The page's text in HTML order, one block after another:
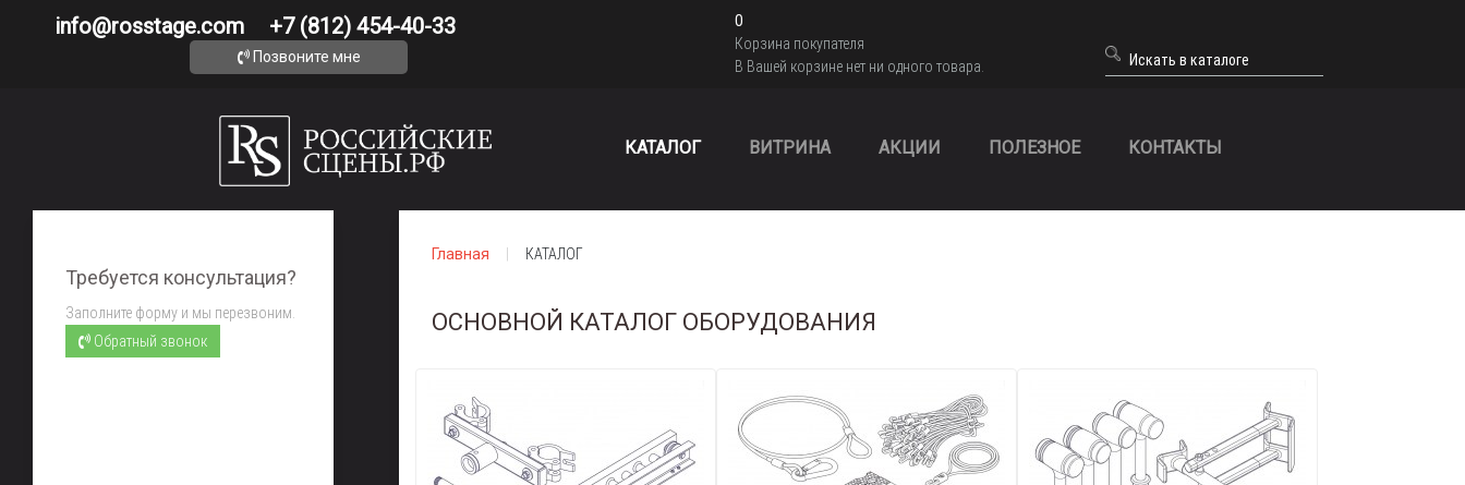
info@rosstage.com +7 (812) 454-40-33
0
Корзина покупателя
В Вашей корзине нет ни одного товара.
Позвоните мне
КАТАЛОГ ВИТРИНА АКЦИИ ПОЛЕЗНОЕ КОНТАКТЫ
Требуется консультация?
Заполните форму и мы перезвоним.
Обратный звонок
Главная КАТАЛОГ
ОСНОВНОЙ КАТАЛОГ ОБОРУДОВАНИЯ